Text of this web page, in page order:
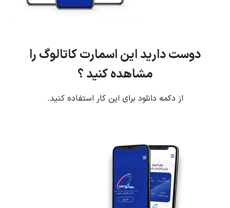
دوست دارید این اسمارت کاتالوگ را
مشاهده کنید ؟
از دکمه دانلود برای این کار استفاده کنید.